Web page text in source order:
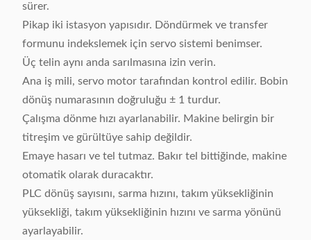
sürer.
Pikap iki istasyon yapısıdır. Döndürmek ve transfer
formunu indekslemek için servo sistemi benimser.
Üç telin aynı anda sarılmasına izin verin.
Ana iş mili, servo motor tarafından kontrol edilir. Bobin
dönüş numarasının doğruluğu ± 1 turdur.
Çalışma dönme hızı ayarlanabilir. Makine belirgin bir
titreşim ve gürültüye sahip değildir.
Emaye hasarı ve tel tutmaz. Bakır tel bittiğinde, makine
otomatik olarak duracaktır.
PLC dönüş sayısını, sarma hızını, takım yüksekliğinin
yüksekliği, takım yüksekliğinin hızını ve sarma yönünü
ayarlayabilir.